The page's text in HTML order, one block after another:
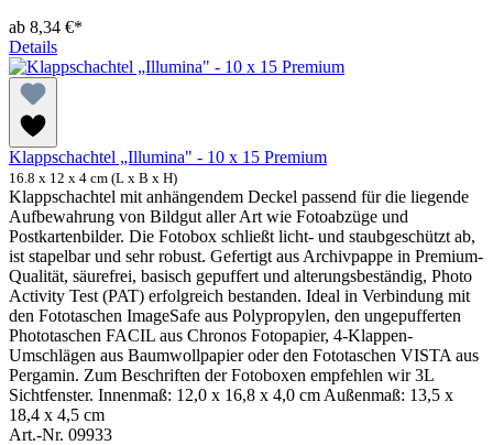
ab 8,34 €*
Details
Klappschachtel „Illumina" - 10 x 15 Premium
16.8 x 12 x 4 cm (L x B x H)
Klappschachtel mit anhängendem Deckel passend für die liegende
Aufbewahrung von Bildgut aller Art wie Fotoabzüge und
Postkartenbilder. Die Fotobox schließt licht- und staubgeschützt ab,
ist stapelbar und sehr robust. Gefertigt aus Archivpappe in Premium-
Qualität, säurefrei, basisch gepuffert und alterungsbeständig, Photo
Activity Test (PAT) erfolgreich bestanden. Ideal in Verbindung mit
den Fototaschen ImageSafe aus Polypropylen, den ungepufferten
Phototaschen FACIL aus Chronos Fotopapier, 4-Klappen-
Umschlägen aus Baumwollpapier oder den Fototaschen VISTA aus
Pergamin. Zum Beschriften der Fotoboxen empfehlen wir 3L
Sichtfenster. Innenmaß: 12,0 x 16,8 x 4,0 cm Außenmaß: 13,5 x
18,4 x 4,5 cm
Art.-Nr. 09933